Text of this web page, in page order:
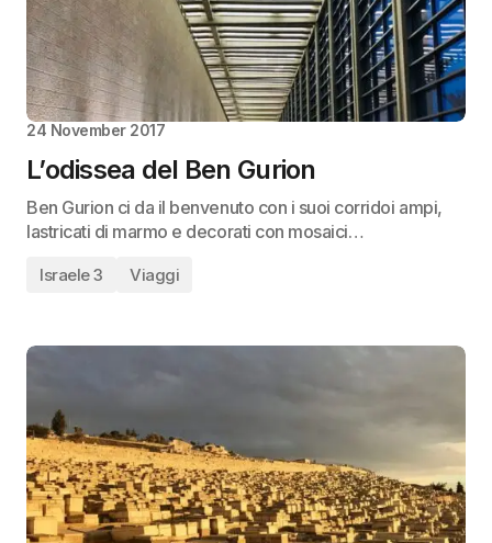
24 November 2017
L’odissea del Ben Gurion
Ben Gurion ci da il benvenuto con i suoi corridoi ampi,
lastricati di marmo e decorati con mosaici…
Israele 3 Viaggi